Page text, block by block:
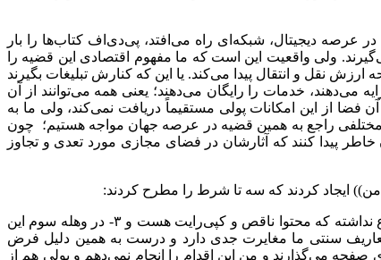
دیجیتال، شبکه‌ای راه می‌افتد، پی‌دی‌اف کتاب‌ها را بار
ولی واقعیت این است که ما مفهوم اقتصادی این قضیه را
نقل و انتقال پیدا می‌کند. یا این که کنارش تبلیغات بگیرند
می‌دهند، خدمات را رایگان می‌دهند؛ یعنی همه می‌توانند از آن
از این امکانات پولی مستقیماً دریافت نمی‌کند، ولی ما به
مختلفی راجع به همین قضیه در عرصه جهان مواجه هستیم؛ چون
پیدا کنند که آثارشان در فضای مجازی مورد تعدی و تجاوز
اگر آن کسی که این فضا را ایجاد کرده است مستقیماً در وهله اول پول دریافت نکند، ۲- در وهله دوم چنان چه مشخص باشد که او اطلاع نداشته که محتوا ناقص و کپی‌رایت هست و ۳- در وهله سوم این
تعاریف سنتی ما مغایرت جدی دارد و درست به همین دلیل فرض
صفحه می‌گذارند و من این اقدام را انجام نمی‌دهم و پولی هم از